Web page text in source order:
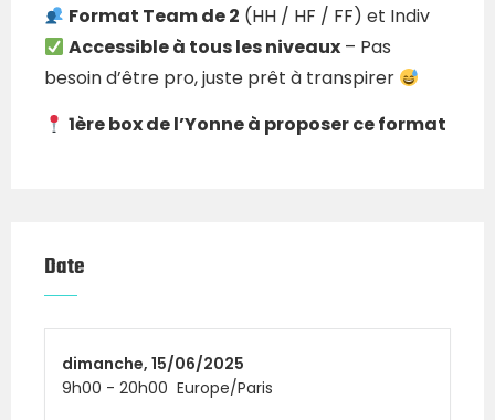
Format Team de 2 (HH / HF / FF) et Indiv
Accessible à tous les niveaux – Pas
besoin d’être pro, juste prêt à transpirer
1ère box de l’Yonne à proposer ce format
Date
dimanche, 15/06/2025
9h00 - 20h00 Europe/Paris